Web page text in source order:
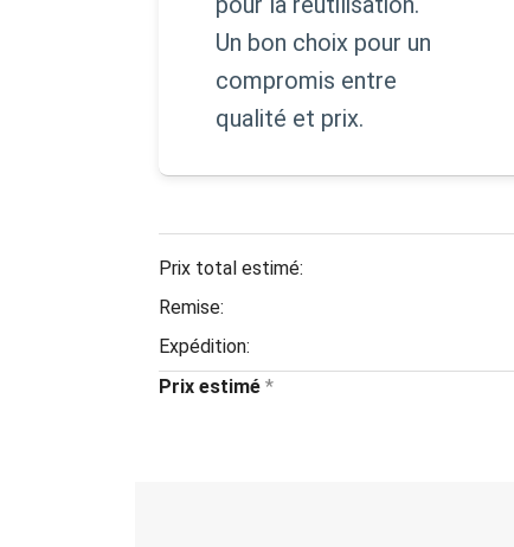
Un bon choix pour un
compromis entre
qualité et prix.
Prix total estimé:
Remise:
Expédition:
Prix estimé *